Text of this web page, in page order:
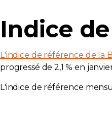
Indice
L'indice de référence de la
progressé de 2,1 % en
L'indice de référence